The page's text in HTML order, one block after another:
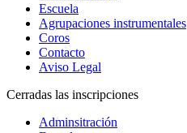
Escuela
Agrupaciones instrumentales
Coros
Contacto
Aviso Legal
Cerradas las inscripciones
Adminsitración